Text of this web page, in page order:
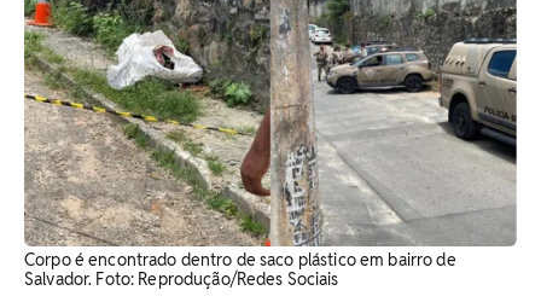
Corpo é encontrado dentro de saco plástico em bairro de
Salvador. Foto: Reprodução/Redes Sociais